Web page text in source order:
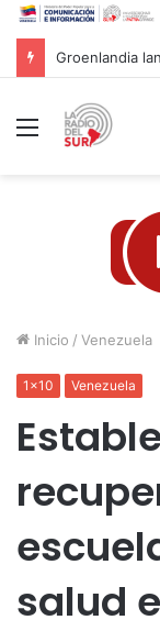
Menú
Inicio / Venezuela
1x10 Venezuela
salud